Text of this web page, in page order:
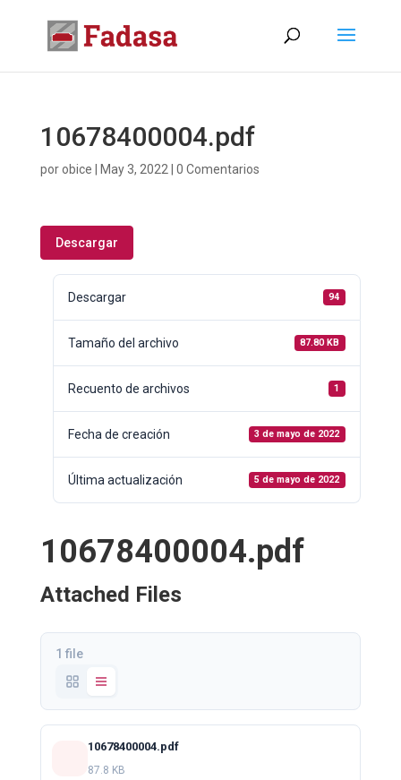
10678400004.pdf
porobice May 3, 2022 0 Comentarios
Descargar
Descargar 94
Tamaño del archivo 87.80 KB
Recuento de archivos 1
Fecha de creación 3 de mayo de 2022
Última actualización 5 de mayo de 2022
10678400004.pdf
Attached Files
1 file
10678400004.pdf
87.8 KB